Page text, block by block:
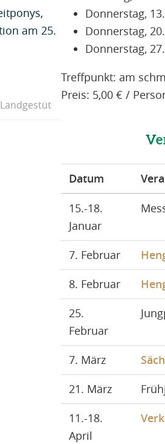
am 25.
Donnerstag,
Donnerstag,
Donnerstag,
Treffpunkt: am
Preis: 5,00 € /
Datum
15.-18.
Januar
7. Februar
8. Februar
25.
Februar
7. März
21. März
11.-18.
April